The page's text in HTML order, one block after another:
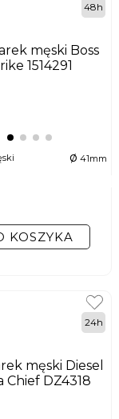
ø 41mm
48h
KOSZYKA
24h